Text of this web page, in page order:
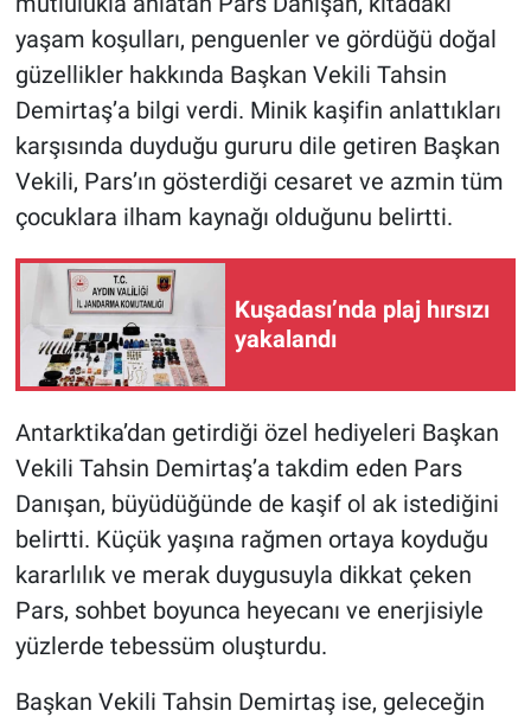
yaşam koşulları, penguenler ve gördüğü doğal
güzellikler hakkında Başkan Vekili Tahsin
Demirtaş’a bilgi verdi. Minik kaşifin anlattıkları
karşısında duyduğu gururu dile getiren Başkan
Vekili, Pars’ın gösterdiği cesaret ve azmin tüm
çocuklara ilham kaynağı olduğunu belirtti.
Kuşadası’nda plaj hırsızı
yakalandı
Antarktika’dan getirdiği özel hediyeleri Başkan
Vekili Tahsin Demirtaş’a takdim eden Pars
Danışan, büyüdüğünde de kaşif ol ak istediğini
belirtti. Küçük yaşına rağmen ortaya koyduğu
kararlılık ve merak duygusuyla dikkat çeken
Pars, sohbet boyunca heyecanı ve enerjisiyle
yüzlerde tebessüm oluşturdu.
Başkan Vekili Tahsin Demirtaş ise, geleceğin